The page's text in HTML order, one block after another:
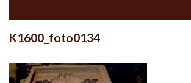
K1600_foto0134